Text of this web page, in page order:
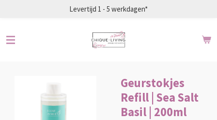
de
Levertijd 1 - 5 werkdagen*
Geurstokjes
Refill | Sea Salt
Basil | 200ml